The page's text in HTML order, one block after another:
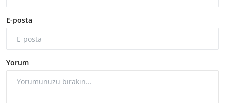
E-posta
Yorum